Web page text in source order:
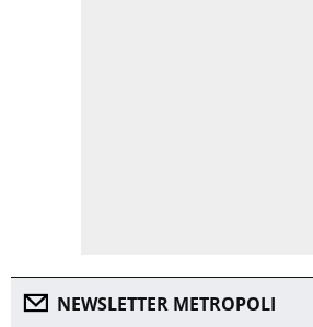
NEWSLETTER METROPOLI